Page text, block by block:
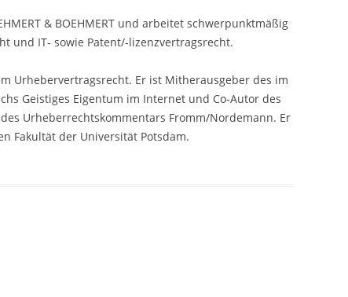
& BOEHMERT und arbeitet schwerpunktmäßig
und IT- sowie Patent/-lizenzvertragsrecht.
Urhebervertragsrecht. Er ist Mitherausgeber des im
Geistiges Eigentum im Internet und Co-Autor des
Urheberrechtskommentars Fromm/Nordemann. Er
Fakultät der Universität Potsdam.